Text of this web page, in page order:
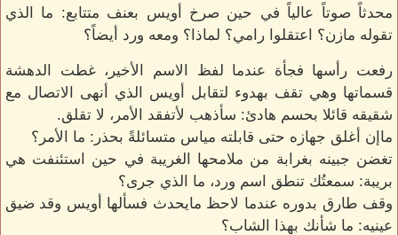
محدثاً صوتاً عالياً في حين صرخ أويس بعنف متتابع: ما الذي
تقوله مازن؟ اعتقلوا رامي؟ لماذا؟ ومعه ورد أيضاً؟
رفعت رأسها فجأة عندما لفظ الاسم الأخير، غطت الدهشة
قسماتها وهي تقف بهدوء لتقابل أويس الذي أنهى الاتصال مع
شقيقه قائلا بحسم هادئ: سأذهب لأتفقد الأمر، لا تقلق.
ماإن أغلق جهازه حتى قابلته مياس متسائلةً بحذر: ما الأمر؟
تغضن جبينه بغرابة من ملامحها الغريبة في حين استئنفت هي
بريبة: سمعتُك تنطق اسم ورد، ما الذي جرى؟
وقف طارق بدوره عندما لاحظ مايحدث فسألها أويس وقد ضيق
عينيه: ما شأنك بهذا الشاب؟